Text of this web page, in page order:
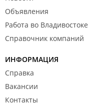
Объявления
Работа во Владивостоке
Справочник компаний
ИНФОРМАЦИЯ
Справка
Вакансии
Контакты